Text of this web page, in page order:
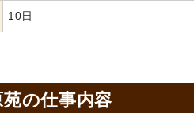
10日
苑の仕事内容